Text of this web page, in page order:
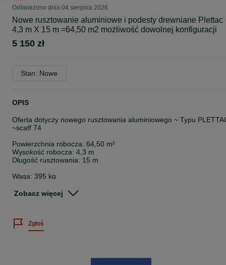
Odświeżono dnia 04 sierpnia 2026
Nowe rusztowanie aluminiowe i podesty drewniane Plettac
4,3 m X 15 m =64,50 m2 możliwość dowolnej konfiguracji
5 150 zł
Stan: Nowe
OPIS
Oferta dotyczy nowego rusztowania aluminiowego ~ Typu
~scaff 74
Powierzchnia robocza: 64,50 m²
Wysokość robocza: 4,3 m
Długość rusztowania: 15 m
Waga: 395 kg
Ilość / Nazwa:
1 X PODEST ALU-SKLEJKOWY Z KLAPĄ I DRABINĄ 300x64
2 X STĘŻENIE 300x200
4 X SŁUPEK PORĘCZY ALUMINIOWY 100
Zobacz więcej
Zgłoś